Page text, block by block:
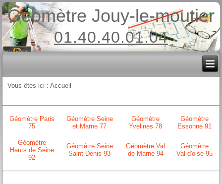
Géomètre Jouy-le-moutier
01.40.40.01.04
Vous êtes ici :Accueil
Géomètre Paris
75
Géomètre Seine
et Marne 77
Géomètre
Yvelines 78
Géomètre
Essonne 91
Géomètre
Hauts de Seine
92
Géomètre Seine
Saint Denis 93
Géomètre Val
de Marne 94
Géomètre
Val d'oise 95